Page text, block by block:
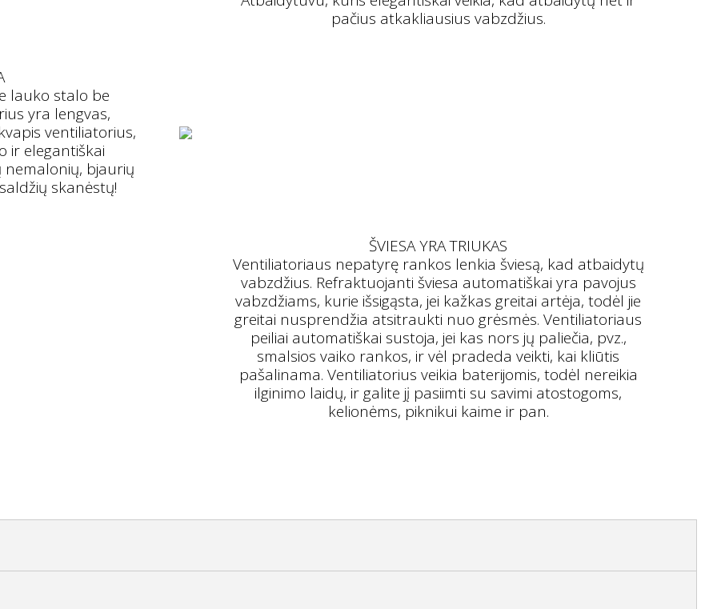
pačius atkakliausius vabzdžius.
lauko stalo be
yra lengvas,
ventiliatorius,
ir elegantiškai
nemalonių, bjaurių
skanėstų!
ŠVIESA YRA TRIUKAS
Ventiliatoriaus nepatyrę rankos lenkia šviesą, kad atbaidytų
vabzdžius. Refraktuojanti šviesa automatiškai yra pavojus
vabzdžiams, kurie išsigąsta, jei kažkas greitai artėja, todėl jie
greitai nusprendžia atsitraukti nuo grėsmės. Ventiliatoriaus
peiliai automatiškai sustoja, jei kas nors jų paliečia, pvz.,
smalsios vaiko rankos, ir vėl pradeda veikti, kai kliūtis
pašalinama. Ventiliatorius veikia baterijomis, todėl nereikia
ilginimo laidų, ir galite jį pasiimti su savimi atostogoms,
kelionėms, piknikui kaime ir pan.